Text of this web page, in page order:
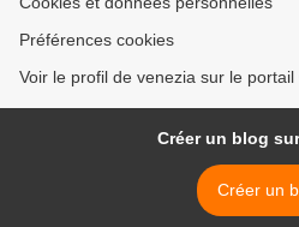
Préférences cookies
Voir le profil de venezia sur le portail
Créer un blog
Créer un